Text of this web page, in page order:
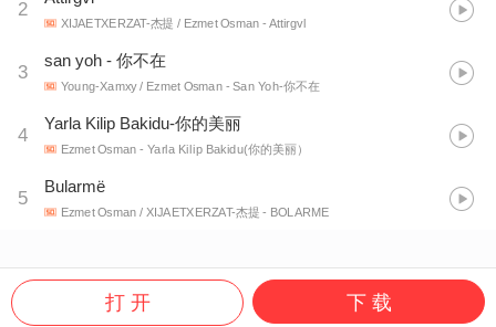
2
XIJAETXERZAT-杰提 / Ezmet Osman - Attirgvl
3
san yoh - 你不在
Young-Xamxy / Ezmet Osman - San Yoh-你不在
4
Yarla Kilip Bakidu-你的美丽
Ezmet Osman - Yarla Kilip Bakidu(你的美丽）
5
Bularmë
Ezmet Osman / XIJAETXERZAT-杰提 - BOLARME
打 开 下 载